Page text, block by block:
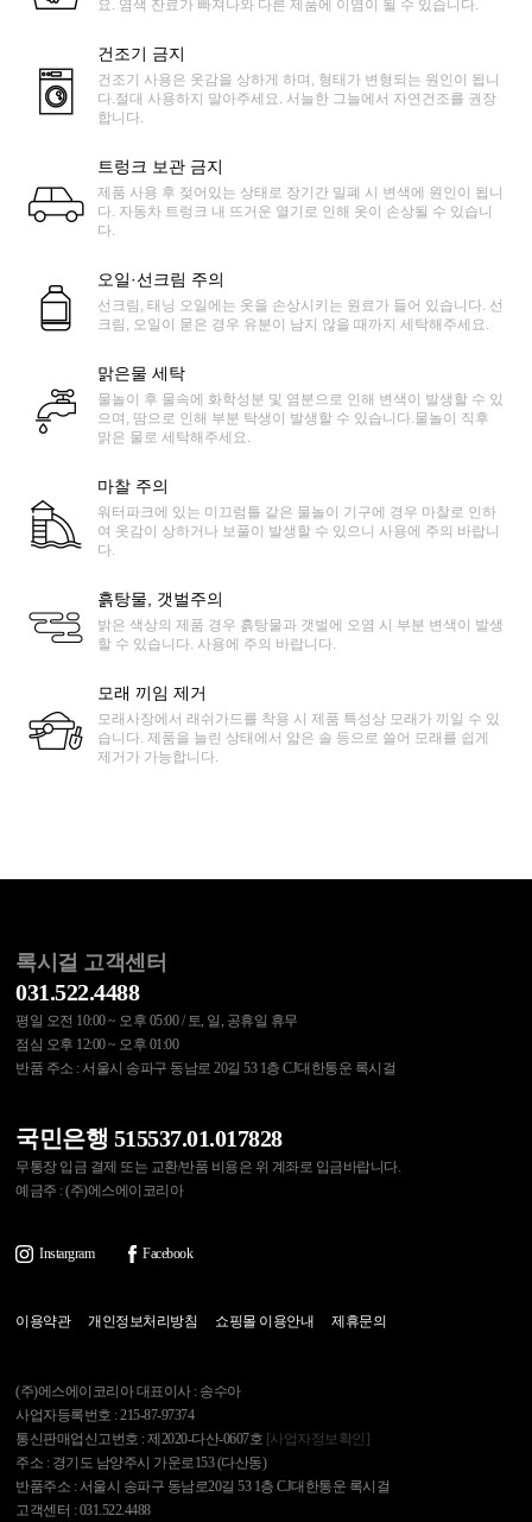
요. 염색 잔료가 빠져나와 다른 제품에 이염이 될 수 있습니다.
건조기 금지
건조기 사용은 옷감을 상하게 하며, 형태가 변형되는 원인이 됩니
다.절대 사용하지 말아주세요. 서늘한 그늘에서 자연건조를 권장
합니다.
트렁크 보관 금지
제품 사용 후 젖어있는 상태로 장기간 밀폐 시 변색에 원인이 됩니
다. 자동차 트렁크 내 뜨거운 열기로 인해 옷이 손상될 수 있습니
다.
오일·선크림 주의
선크림, 태닝 오일에는 옷을 손상시키는 원료가 들어 있습니다. 선
크림, 오일이 묻은 경우 유분이 남지 않을 때까지 세탁해주세요.
맑은물 세탁
물놀이 후 물속에 화학성분 및 염분으로 인해 변색이 발생할 수 있
으며, 땀으로 인해 부분 탁생이 발생할 수 있습니다.물놀이 직후
맑은 물로 세탁해주세요.
마찰 주의
워터파크에 있는 미끄럼틀 같은 물놀이 기구에 경우 마찰로 인하
여 옷감이 상하거나 보풀이 발생할 수 있으니 사용에 주의 바랍니
다.
흙탕물, 갯벌주의
밝은 색상의 제품 경우 흙탕물과 갯벌에 오염 시 부분 변색이 발생
할 수 있습니다. 사용에 주의 바랍니다.
모래 끼임 제거
모래사장에서 래쉬가드를 착용 시 제품 특성상 모래가 끼일 수 있
습니다. 제품을 늘린 상태에서 얇은 솔 등으로 쓸어 모래를 쉽게
제거가 가능합니다.
록시걸 고객센터
031.522.4488
평일 오전 10:00 ~ 오후 05:00 / 토, 일, 공휴일 휴무
점심 오후 12:00 ~ 오후 01:00
반품 주소 : 서울시 송파구 동남로 20길 53 1층 CJ대한통운 록시걸
국민은행 515537.01.017828
무통장 입금 결제 또는 교환/반품 비용은 위 계좌로 입금바랍니다.
예금주 : (주)에스에이코리아
Instargram Facebook
이용약관 개인정보처리방침 쇼핑몰 이용안내 제휴문의
(주)에스에이코리아 대표이사 : 송수아
사업자등록번호 : 215-87-97374
통신판매업신고번호 : 제2020-다산-0607호 [사업자정보확인]
주소 : 경기도 남양주시 가운로153 (다산동)
반품주소 : 서울시 송파구 동남로20길 53 1층 CJ대한통운 록시걸
고객센터 : 031.522.4488